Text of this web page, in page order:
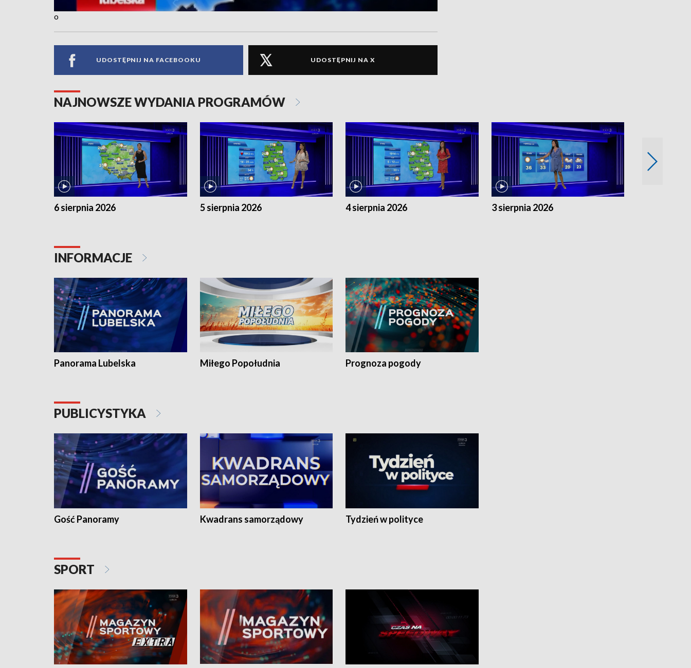
o
UDOSTĘPNIJ NA FACEBOOKU UDOSTĘPNIJ NA X
NAJNOWSZE WYDANIA PROGRAMÓW
6 sierpnia 2026 5 sierpnia 2026 4 sierpnia 2026 3 sierpnia 2026
INFORMACJE
Panorama Lubelska Miłego Popołudnia Prognoza pogody
PUBLICYSTYKA
Gość Panoramy Kwadrans samorządowy Tydzień w polityce
SPORT